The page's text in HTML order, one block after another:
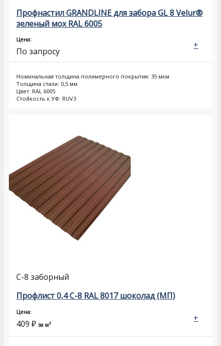
Профнастил GRANDLINE для забора GL 8 Velur®
зеленый мох RAL 6005
Цена:
По запросу
Номинальная толщина полимерного покрытия: 35 мкм
Толщина стали: 0,5 мм
Цвет: RAL 6005
Стойкость к УФ: RUV3
+
С-8 заборный
Профлист 0,4 С-8 RAL 8017 шоколад (МП)
Цена:
409 ₽ за м²
+